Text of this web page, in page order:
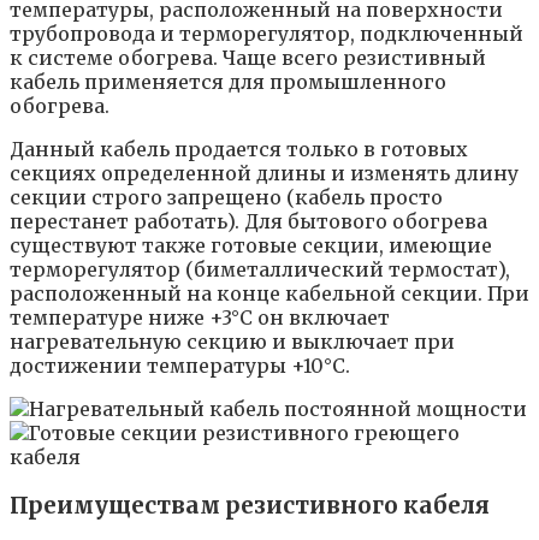
температуры, расположенный на поверхности
трубопровода и терморегулятор, подключенный
к системе обогрева. Чаще всего резистивный
кабель применяется для промышленного
обогрева.
Данный кабель продается только в готовых
секциях определенной длины и изменять длину
секции строго запрещено (кабель просто
перестанет работать). Для бытового обогрева
существуют также готовые секции, имеющие
терморегулятор (биметаллический термостат),
расположенный на конце кабельной секции. При
температуре ниже +3°С он включает
нагревательную секцию и выключает при
достижении температуры +10°С.
Преимуществам резистивного кабеля